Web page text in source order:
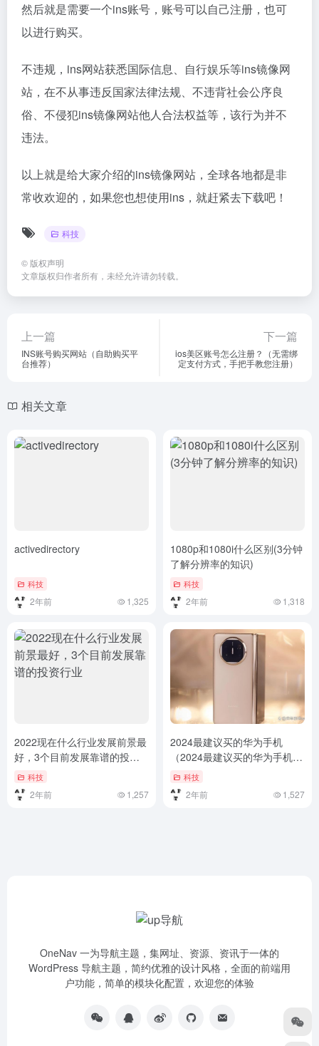
然后就是需要一个ins账号，账号可以自己注册，也可
以进行购买。
不违规，ins网站获悉国际信息、自行娱乐等ins镜像网
站，在不从事违反国家法律法规、不违背社会公序良
俗、不侵犯ins镜像网站他人合法权益等，该行为并不
违法。
以上就是给大家介绍的ins镜像网站，全球各地都是非
常收欢迎的，如果您也想使用ins，就赶紧去下载吧！
科技
© 版权声明
文章版权归作者所有，未经允许请勿转载。
上一篇
INS账号购买网站（自助购买平
台推荐）
下一篇
ios美区账号怎么注册？（无需绑
定支付方式，手把手教您注册）
相关文章
activedirectory
科技
2年前 1,325
1080p和1080i什么区别(3分钟
了解分辨率的知识)
科技
2年前 1,318
2022现在什么行业发展前景最
好，3个目前发展靠谱的投资
行业科技
2年前 1,257
2024最建议买的华为手机
（2024最建议买的华为手机，
我推荐这三款，每天都在降
价）2024最建议买的华为手
机，我推荐这三款，每天都在
科技
2年前 1,527
OneNav 一为导航主题，集网址、资源、资讯于一体的
WordPress 导航主题，简约优雅的设计风格，全面的前端用
户功能，简单的模块化配置，欢迎您的体验